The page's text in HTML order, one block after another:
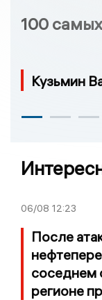
100
Кузьмин
06/08 12:23
После
соседнем
регионе